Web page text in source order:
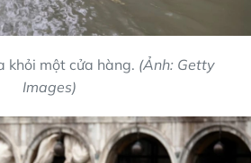
khỏi một cửa hàng. (Ảnh: Getty
Images)